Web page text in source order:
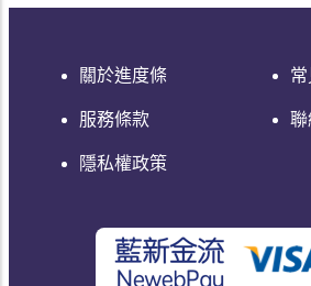
關於進度條
服務條款
隱私權政策
聯